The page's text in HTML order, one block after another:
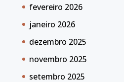
fevereiro 2026
janeiro 2026
dezembro 2025
novembro 2025
setembro 2025